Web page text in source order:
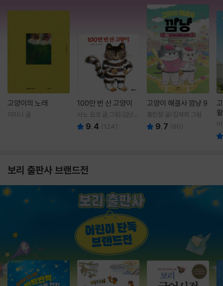
고양이의 노래
이미나 글
100만 번 산 고양이
사노 요코 글,그림/김난주
역 9.4 (124)
고양이 해결사 깜냥 9
홍민정 글/김재희 그림
9.7 (60)
보리 출판사 브랜드전